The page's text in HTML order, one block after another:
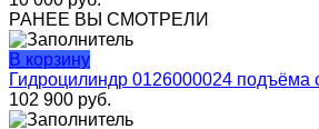
РАНЕЕ ВЫ СМОТРЕЛИ
В корзину
Гидроцилиндр 0126000024 подъёма
102 900 руб.